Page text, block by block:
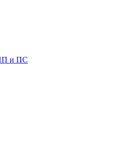
и ПС